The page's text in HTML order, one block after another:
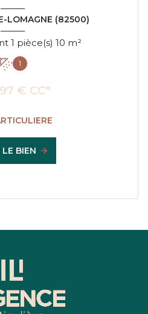
LOMAGNE (82500)
Appartement 1 pièce(s) 10 m²
1
€ CC*
LE BIEN